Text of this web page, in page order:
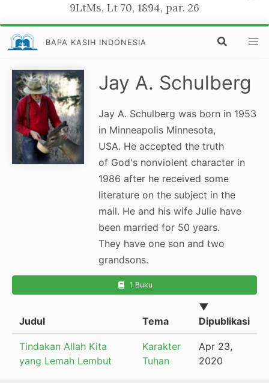
9LtMs, Lt 70, 1894, par. 26
BAPA KASIH INDONESIA
Jay A. Schulberg
Jay A. Schulberg was born in 1953
in Minneapolis Minnesota,
USA. He accepted the truth
of God's nonviolent character in
1986 after he received some
literature on the subject in the
mail. He and his wife Julie have
been married for 50 years.
They have one son and two
grandsons.
1 Buku
Judul Tema
▼
Dipublikasi
Tindakan Allah Kita
yang Lemah Lembut
Karakter
Tuhan
Apr 23,
2020